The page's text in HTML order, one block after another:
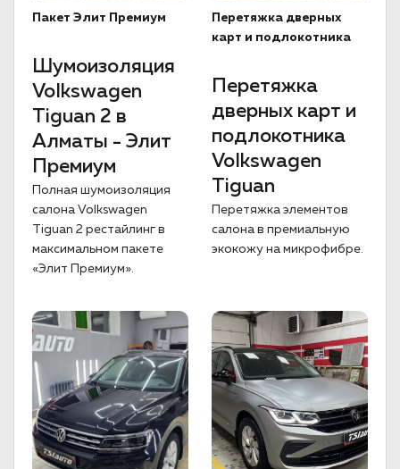
Пакет Элит Премиум
Шумоизоляция
Volkswagen
Tiguan 2 в
Алматы - Элит
Премиум
Полная шумоизоляция
салона Volkswagen
Tiguan 2 рестайлинг в
максимальном пакете
«Элит Премиум».
Перетяжка дверных
карт и подлокотника
Перетяжка
дверных карт и
подлокотника
Volkswagen
Tiguan
Перетяжка элементов
салона в премиальную
экокожу на микрофибре.